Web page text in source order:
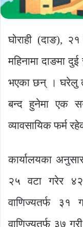
घोराही (दाङ),
महिनामा दाङमा
भएका छन् । घरेलु
बन्द हुनेमा एक
व्यावसायिक फर्म
कार्यालयका
२५ वटा गरेर
वाणिज्यतर्फ ३१
वाणिज्यतर्फ ३७